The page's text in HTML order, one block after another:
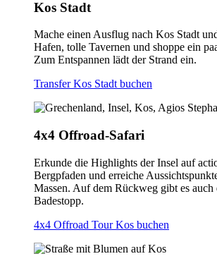
Kos Stadt
Mache einen Ausflug nach Kos Stadt
Hafen, tolle Tavernen und shoppe ein
Zum Entspannen lädt der Strand ein.
Transfer Kos Stadt buchen
4x4 Offroad-Safari
Erkunde die Highlights der Insel auf
Bergpfaden und erreiche
Massen. Auf dem Rückweg gibt es auch
Badestopp.
4x4 Offroad Tour Kos buchen